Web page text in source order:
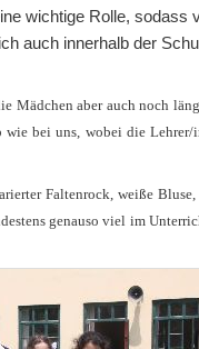
wichtige Rolle, sodass
auch innerhalb der
aber auch noch
bei uns, wobei die
Faltenrock, weiße
genauso viel im